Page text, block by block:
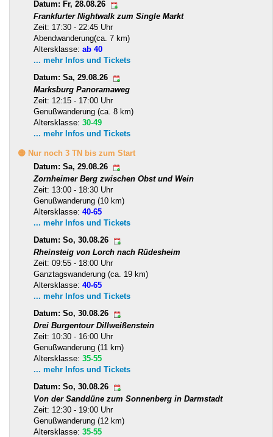
Datum: Fr, 28.08.26
Frankfurter Nightwalk zum Single Markt
Zeit: 17:30 - 22:45 Uhr
Abendwanderung(ca. 7 km)
Altersklasse: ab 40
... mehr Infos und Tickets
Datum: Sa, 29.08.26
Marksburg Panoramaweg
Zeit: 12:15 - 17:00 Uhr
Genußwanderung (ca. 8 km)
Altersklasse: 30-49
... mehr Infos und Tickets
🟡 Nur noch 3 TN bis zum Start
Datum: Sa, 29.08.26
Zornheimer Berg zwischen Obst und Wein
Zeit: 13:00 - 18:30 Uhr
Genußwanderung (10 km)
Altersklasse: 40-65
... mehr Infos und Tickets
Datum: So, 30.08.26
Rheinsteig von Lorch nach Rüdesheim
Zeit: 09:55 - 18:00 Uhr
Ganztagswanderung (ca. 19 km)
Altersklasse: 40-65
... mehr Infos und Tickets
Datum: So, 30.08.26
Drei Burgentour Dillweißenstein
Zeit: 10:30 - 16:00 Uhr
Genußwanderung (11 km)
Altersklasse: 35-55
... mehr Infos und Tickets
Datum: So, 30.08.26
Von der Sanddüne zum Sonnenberg in Darmstadt
Zeit: 12:30 - 19:00 Uhr
Genußwanderung (12 km)
Altersklasse: 35-55